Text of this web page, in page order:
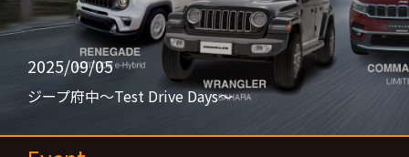
2025/09/05
ジープ府中〜Test Drive Days〜